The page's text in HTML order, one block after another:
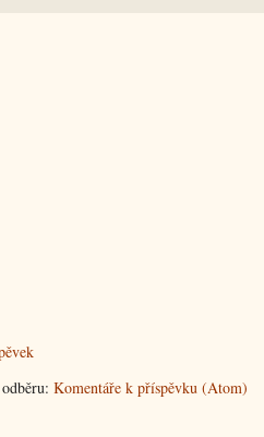
Komentáře k příspěvku (Atom)